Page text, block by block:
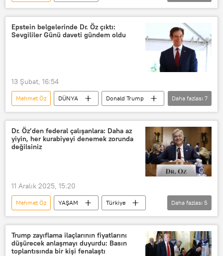
Robert F. Kennedy Jr
Yılan
VİDEO
Epstein belgelerinde Dr. Öz çıktı:
Sevgililer Günü daveti gündem oldu
13 Şubat, 16:54
Mehmet Öz DÜNYA
Donald Trump
ABD
Adalet Bakanlığı
Sevgililer Günü
ABD Kongresi
Haberler
Jeffrey Epstein
Daha fazlası 7
Dr. Öz’den federal çalışanlara: Daha az
yiyin, her kurabiyeyi denemek zorunda
değilsiniz
11 Aralık 2025, 15:20
Mehmet Öz YAŞAM
Türkiye
Haberler
Robert F. Kennedy Jr
Wired
ABD Senatosu
Daha fazlası 5
Trump zayıflama ilaçlarının fiyatlarını
düşürecek anlaşmayı duyurdu: Basın
toplantısında bir kişi fenalaştı